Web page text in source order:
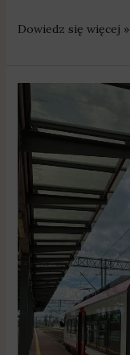
Dowiedz się więcej »
więcej
połączeń
kolejowych